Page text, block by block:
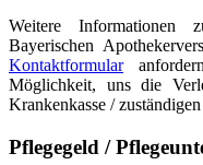
Weitere Informationen
Bayerischen
Kontaktformular
Möglichkeit, uns die
Krankenkasse /
Pflegegeld /